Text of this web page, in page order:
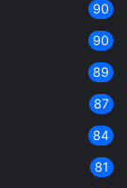
90
90
89
87
84
81